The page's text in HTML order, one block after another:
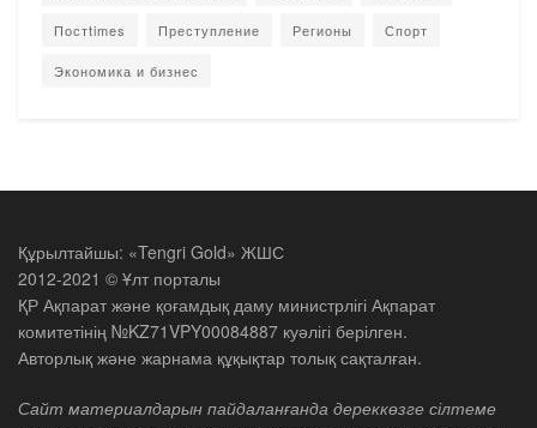
Постtimes Преступление Регионы Спорт
Экономика и бизнес
Құрылтайшы: «Tengri Gold» ЖШС
2012-2021 © Ұлт порталы
ҚР Ақпарат және қоғамдық даму министрлігі Ақпарат
комитетінің №KZ71VPY00084887 куәлігі берілген.
Авторлық және жарнама құқықтар толық сақталған.
Сайт материалдарын пайдаланғанда дереккөзге сілтеме